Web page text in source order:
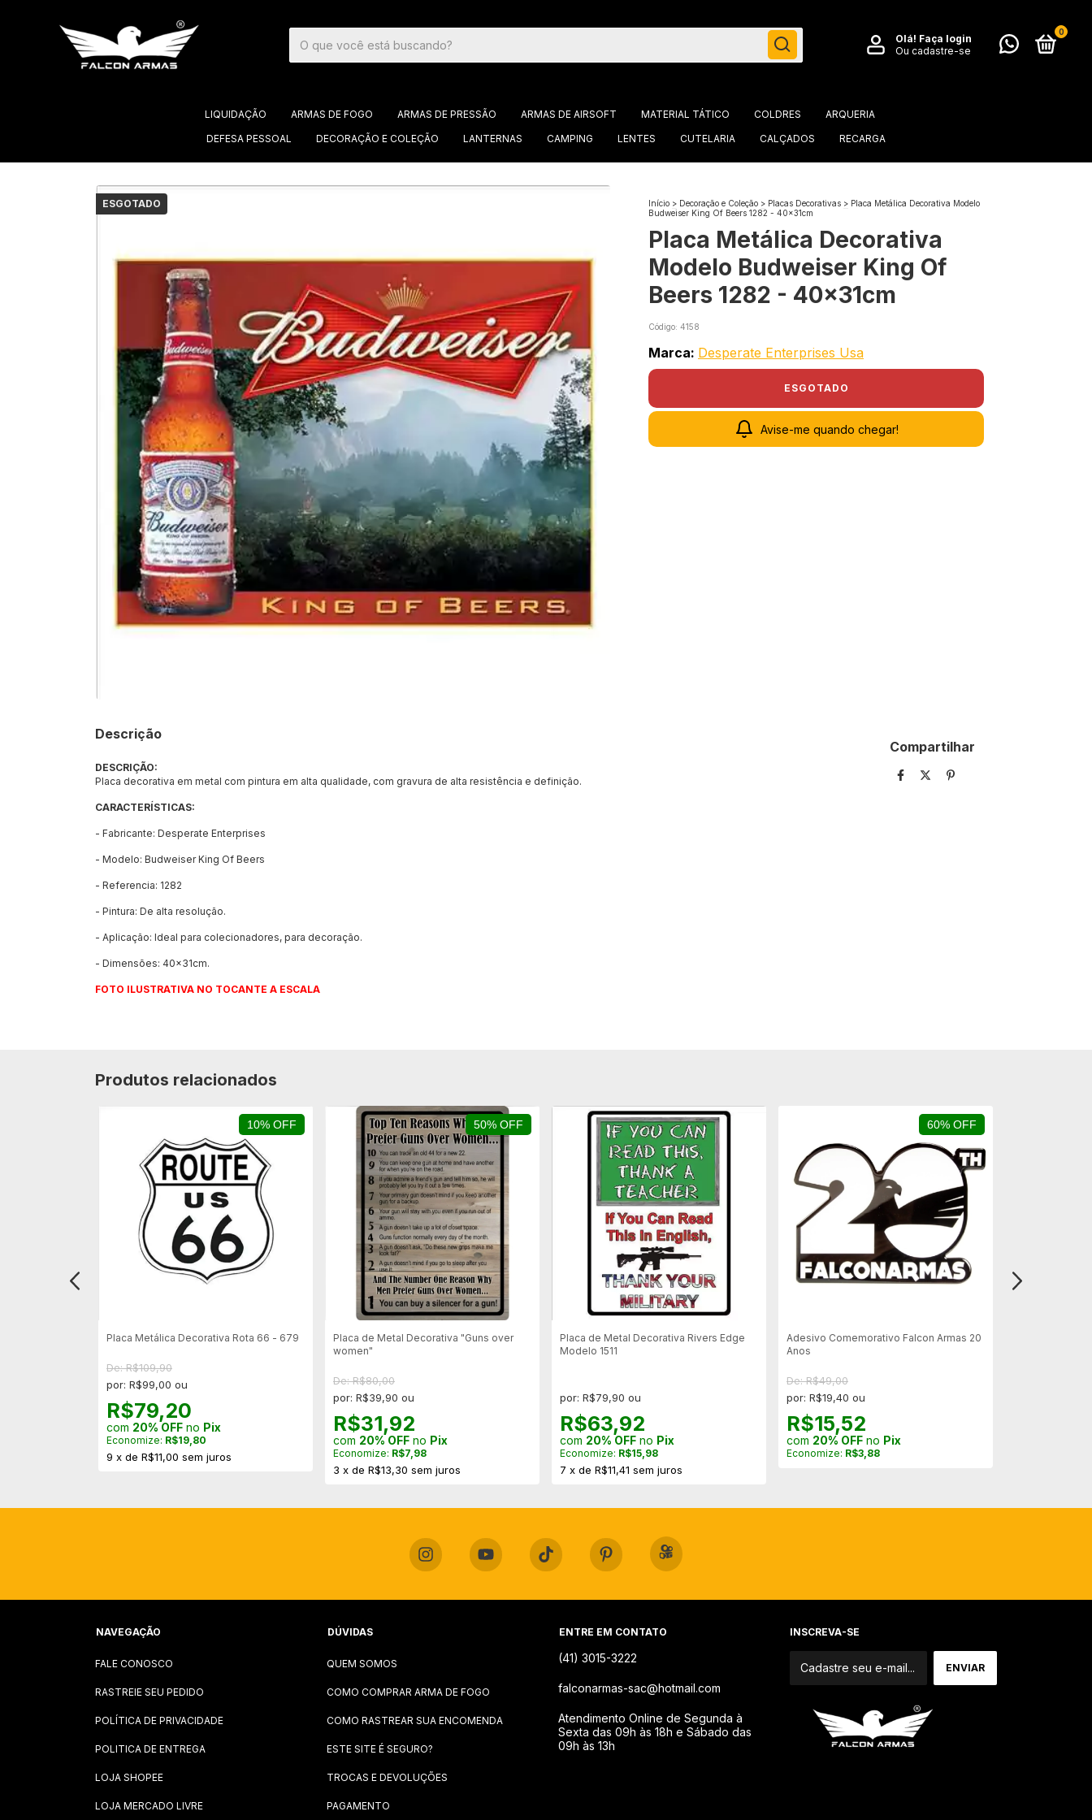
Olá! Faça login
Ou cadastre-se
0
LIQUIDAÇÃO ARMAS DE FOGO ARMAS DE PRESSÃO ARMAS DE AIRSOFT MATERIAL TÁTICO COLDRES
ARQUERIA
DEFESA PESSOAL
DECORAÇÃO E COLEÇÃO LANTERNAS CAMPING LENTES CUTELARIA CALÇADOS RECARGA
ESGOTADO Início > Decoração e Coleção > Placas Decorativas > Placa Metálica Decorativa Modelo
Budweiser King Of Beers 1282 - 40x31cm
Placa Metálica Decorativa
Modelo Budweiser King Of
Beers 1282 - 40x31cm
Código: 4158
Marca: Desperate Enterprises Usa
Avise-me quando chegar!
Descrição
DESCRIÇÃO:
Placa decorativa em metal com pintura em alta qualidade, com gravura de alta resistência e definição.
CARACTERÍSTICAS:
- Fabricante: Desperate Enterprises
- Modelo: Budweiser King Of Beers
- Referencia: 1282
- Pintura: De alta resolução.
- Aplicação: Ideal para colecionadores, para decoração.
- Dimensões: 40x31cm.
FOTO ILUSTRATIVA NO TOCANTE A ESCALA
Compartilhar
Produtos relacionados
10% OFF
Placa Metálica Decorativa Rota 66 - 679
De: R$109,90
por: R$99,00 ou
R$79,20
com 20% OFF no Pix
Economize: R$19,80
9 x de R$11,00 sem juros
50% OFF
Placa de Metal Decorativa "Guns over
women"
De: R$80,00
por: R$39,90 ou
R$31,92
com 20% OFF no Pix
Economize: R$7,98
3 x de R$13,30 sem juros
Placa de Metal Decorativa Rivers Edge
Modelo 1511
por: R$79,90 ou
R$63,92
com 20% OFF no Pix
Economize: R$15,98
7 x de R$11,41 sem juros
60% OFF
Adesivo Comemorativo Falcon Armas 20
Anos
De: R$49,00
por: R$19,40 ou
R$15,52
com 20% OFF no Pix
Economize: R$3,88
NAVEGAÇÃO
FALE CONOSCO
RASTREIE SEU PEDIDO
POLÍTICA DE PRIVACIDADE
POLITICA DE ENTREGA
LOJA SHOPEE
LOJA MERCADO LIVRE
DÚVIDAS
QUEM SOMOS
COMO COMPRAR ARMA DE FOGO
COMO RASTREAR SUA ENCOMENDA
ESTE SITE É SEGURO?
TROCAS E DEVOLUÇÕES
PAGAMENTO
ENTRE EM CONTATO
(41) 3015-3222
falconarmas-sac@hotmail.com
Atendimento Online de Segunda à
Sexta das 09h às 18h e Sábado das
09h às 13h
INSCREVA-SE